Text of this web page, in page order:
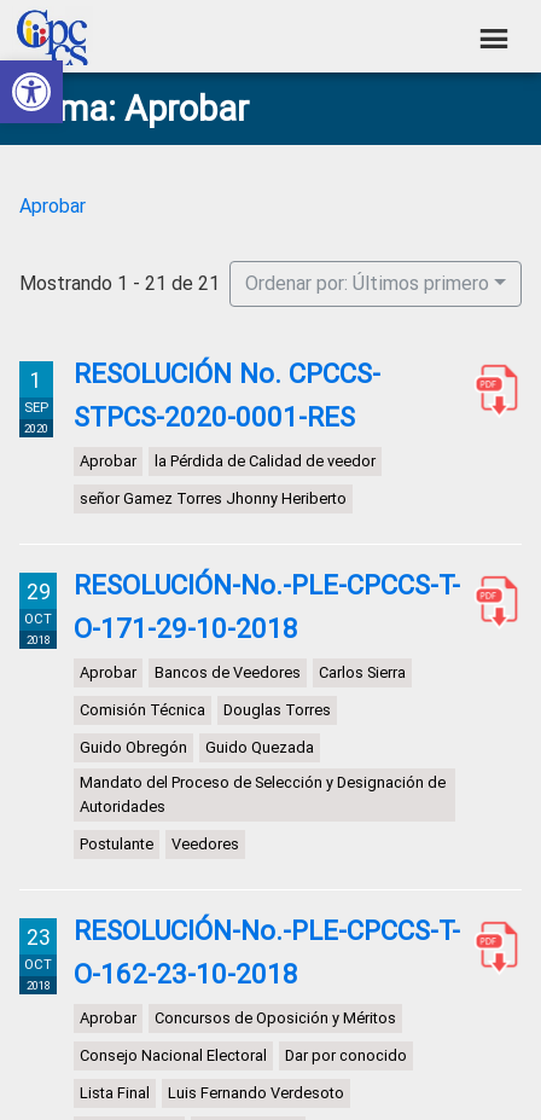
Abrir barra de herramientas
Skip
to
primary
navigation
Skip
to
main
content
Skip
to
primary
sidebar
Skip
to
footer
Consejo
de
Ciudadana
Control
Construyendo
Poder
Ciudadano
Tema: Aprobar
Aprobar
Mostrando 1 - 21 de 21 Ordenar por: Últimos primero
1
SEP
2020
RESOLUCIÓN No. CPCCS-
STPCS-2020-0001-RES
Aprobar la Pérdida de Calidad de veedor
señor Gamez Torres Jhonny Heriberto
29
OCT
2018
RESOLUCIÓN-No.-PLE-CPCCS-T-
O-171-29-10-2018
Aprobar Bancos de Veedores Carlos Sierra
Comisión Técnica Douglas Torres
Guido Obregón
Guido Quezada
Mandato del Proceso de Selección y Designación de
Autoridades
Postulante Veedores
23
OCT
2018
RESOLUCIÓN-No.-PLE-CPCCS-T-
O-162-23-10-2018
Aprobar Concursos de Oposición y Méritos
Consejo Nacional Electoral Dar por conocido
Lista Final Luis Fernando Verdesoto